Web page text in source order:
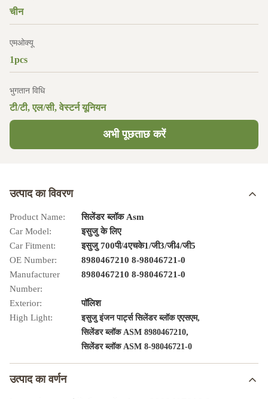
चीन
एमओक्यू
1pcs
भुगतान विधि
टी/टी, एल/सी, वेस्टर्न यूनियन
अभी पूछताछ करें
उत्पाद का विवरण
Product Name:
सिलेंडर ब्लॉक Asm
Car Model:
इसुजु के लिए
Car Fitment:
इसुजु 700पी/4एचके1/जी3/जी4/जी5
OE Number:
8980467210 8-98046721-0
Manufacturer
Number:
8980467210 8-98046721-0
Exterior:
पॉलिश
High Light:
इसुजु इंजन पार्ट्स सिलेंडर ब्लॉक एएसएम,
सिलेंडर ब्लॉक ASM 8980467210,
सिलेंडर ब्लॉक ASM 8-98046721-0
उत्पाद का वर्णन